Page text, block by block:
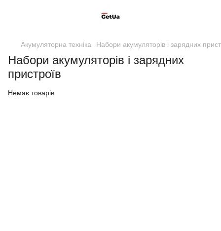
Акумуляторна техніка Набори акумуляторів і зарядних
Набори акумуляторів і зарядних
пристроїв
Немає товарів